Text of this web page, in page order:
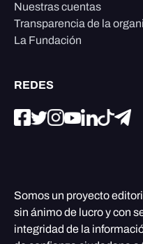
Nuestras cuentas
Transparencia de la
La Fundación
REDES
Somos un proyecto
sin ánimo de lucro y con
integridad de la